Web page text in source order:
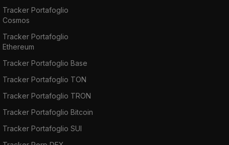
Tracker Portafoglio
Cosmos
Tracker Portafoglio
Ethereum
Tracker Portafoglio Base
Tracker Portafoglio TON
Tracker Portafoglio TRON
Tracker Portafoglio Bitcoin
Tracker Portafoglio SUI